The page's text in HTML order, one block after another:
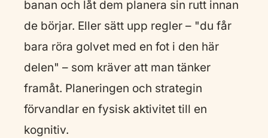
banan och låt dem planera sin rutt innan
de börjar. Eller sätt upp regler – "du får
bara röra golvet med en fot i den här
delen" – som kräver att man tänker
framåt. Planeringen och strategin
förvandlar en fysisk aktivitet till en
kognitiv.